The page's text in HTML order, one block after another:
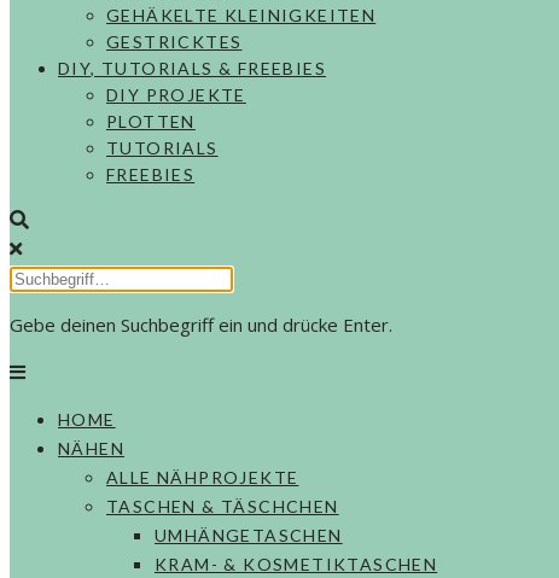
GEHÄKELTE KLEINIGKEITEN
GESTRICKTES
DIY, TUTORIALS & FREEBIES
DIY PROJEKTE
PLOTTEN
TUTORIALS
FREEBIES
Gebe deinen Suchbegriff ein und drücke Enter.
HOME
NÄHEN
ALLE NÄHPROJEKTE
TASCHEN & TÄSCHCHEN
UMHÄNGETASCHEN
KRAM- & KOSMETIKTASCHEN